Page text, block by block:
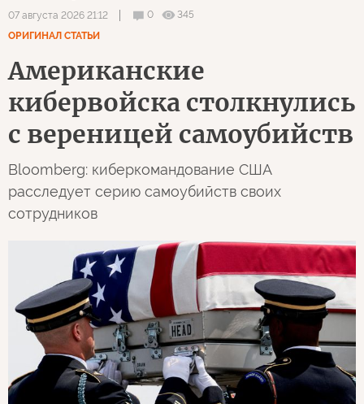
07 августа 2026 21:12 0
345
ОРИГИНАЛ СТАТЬИ
Американские
кибервойска столкнулись
с вереницей самоубийств
Bloomberg: киберкомандование США
расследует серию самоубийств своих
сотрудников